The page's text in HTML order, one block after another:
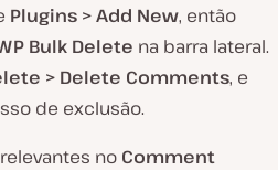
Plugins > Add New, então
Bulk Delete na barra lateral.
> Delete Comments, e
de exclusão.
no Comment